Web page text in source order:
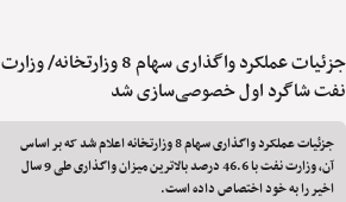
جزئیات عملکرد واگذاری سهام 8 وزارتخانه/ وزارت
نفت شاگرد اول خصوصی‌سازی شد
جزئیات عملکرد واگذاری سهام 8 وزارتخانه اعلام شد که بر اساس
آن، وزارت نفت با 46.6 درصد بالاترین میزان واگذاری طی 9 سال
اخیر را به خود اختصاص داده است.